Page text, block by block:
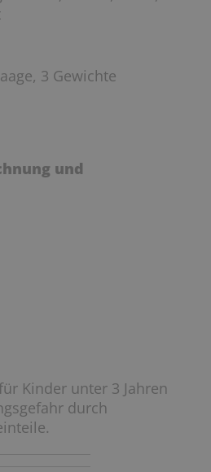
3 Gewichte
und
Kinder unter 3 Jahren
durch